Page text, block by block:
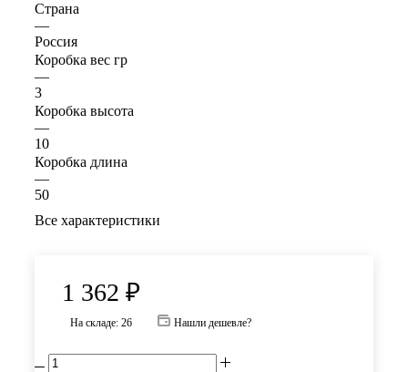
Страна
—
Россия
Коробка вес гр
—
3
Коробка высота
—
10
Коробка длина
—
50
Все характеристики
1 362 ₽
На складе: 26 Нашли дешевле?